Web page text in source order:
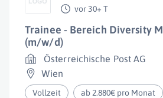
vor 30+ T
Trainee - Bereich Diversity
(m/w/d)
Österreichische Post AG
Wien
Vollzeit ab 2.880€ pro Monat